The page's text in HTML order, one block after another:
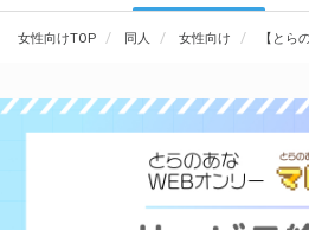
女性向けTOP 同人 女性向け 【とら